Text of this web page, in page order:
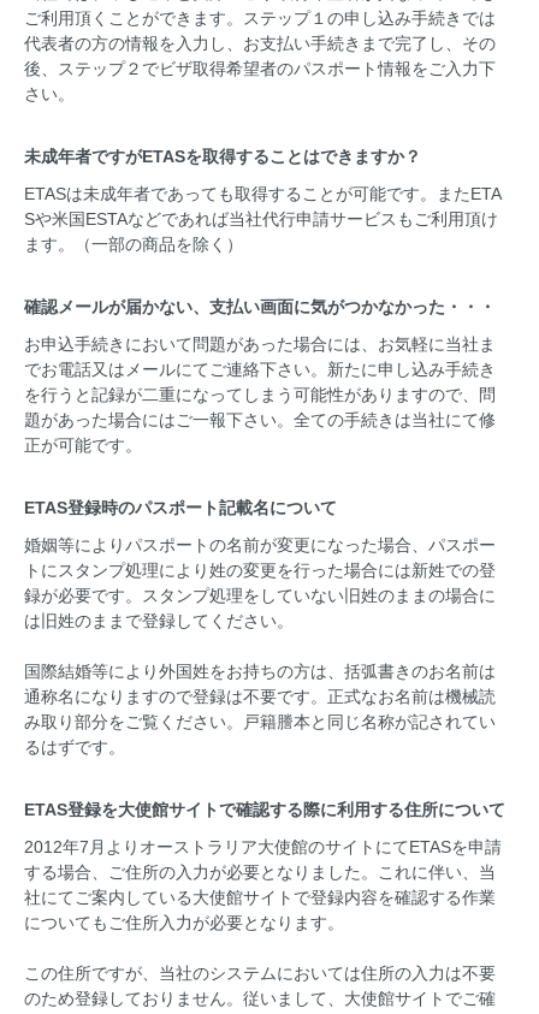
ご利用頂くことができます。ステップ１の申し込み手続きでは
代表者の方の情報を入力し、お支払い手続きまで完了し、その
後、ステップ２でビザ取得希望者のパスポート情報をご入力下
さい。
未成年者ですがETASを取得することはできますか？
ETASは未成年者であっても取得することが可能です。またETA
Sや米国ESTAなどであれば当社代行申請サービスもご利用頂け
ます。（一部の商品を除く）
確認メールが届かない、支払い画面に気がつかなかった・・・
お申込手続きにおいて問題があった場合には、お気軽に当社ま
でお電話又はメールにてご連絡下さい。新たに申し込み手続き
を行うと記録が二重になってしまう可能性がありますので、問
題があった場合にはご一報下さい。全ての手続きは当社にて修
正が可能です。
ETAS登録時のパスポート記載名について
婚姻等によりパスポートの名前が変更になった場合、パスポー
トにスタンプ処理により姓の変更を行った場合には新姓での登
録が必要です。スタンプ処理をしていない旧姓のままの場合に
は旧姓のままで登録してください。
国際結婚等により外国姓をお持ちの方は、括弧書きのお名前は
通称名になりますので登録は不要です。正式なお名前は機械読
み取り部分をご覧ください。戸籍謄本と同じ名称が記されてい
るはずです。
ETAS登録を大使館サイトで確認する際に利用する住所について
2012年7月よりオーストラリア大使館のサイトにてETASを申請
する場合、ご住所の入力が必要となりました。これに伴い、当
社にてご案内している大使館サイトで登録内容を確認する作業
についてもご住所入力が必要となります。
この住所ですが、当社のシステムにおいては住所の入力は不要
のため登録しておりません。従いまして、大使館サイトでご確